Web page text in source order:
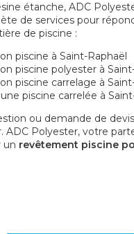
étanche, ADC
de services pour
de piscine :
piscine à Saint-Raphaël
piscine polyester à
piscine carrelage à
piscine carrelée à
ou demande de
ADC Polyester, votre
un revêtement piscine